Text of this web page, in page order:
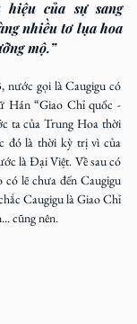
của sự sang
nhiều tơ lụa hoa
mộ.”
nước gọi là Caugigu có
Hán “Giao Chỉ quốc -
ta của Trung Hoa thời
đó là thời kỳ trị vì của
là Đại Việt. Về sau có
lẽ chưa đến Caugigu
Caugigu là Giao Chỉ
cũng nên.